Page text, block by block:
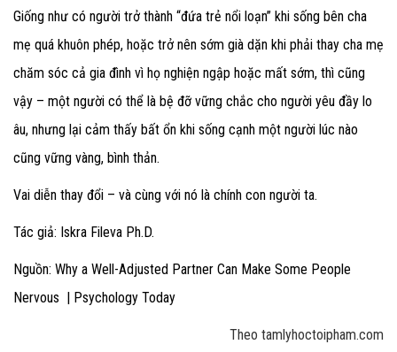
Giống như có người trở thành “đứa trẻ nổi loạn” khi sống bên cha
mẹ quá khuôn phép, hoặc trở nên sớm già dặn khi phải thay cha mẹ
chăm sóc cả gia đình vì họ nghiện ngập hoặc mất sớm, thì cũng
vậy – một người có thể là bệ đỡ vững chắc cho người yêu đầy lo
âu, nhưng lại cảm thấy bất ổn khi sống cạnh một người lúc nào
cũng vững vàng, bình thản.
Vai diễn thay đổi – và cùng với nó là chính con người ta.
Tác giả: Iskra Fileva Ph.D.
Nguồn: Why a Well-Adjusted Partner Can Make Some People
Nervous | Psychology Today
Theo tamlyhoctoipham.com